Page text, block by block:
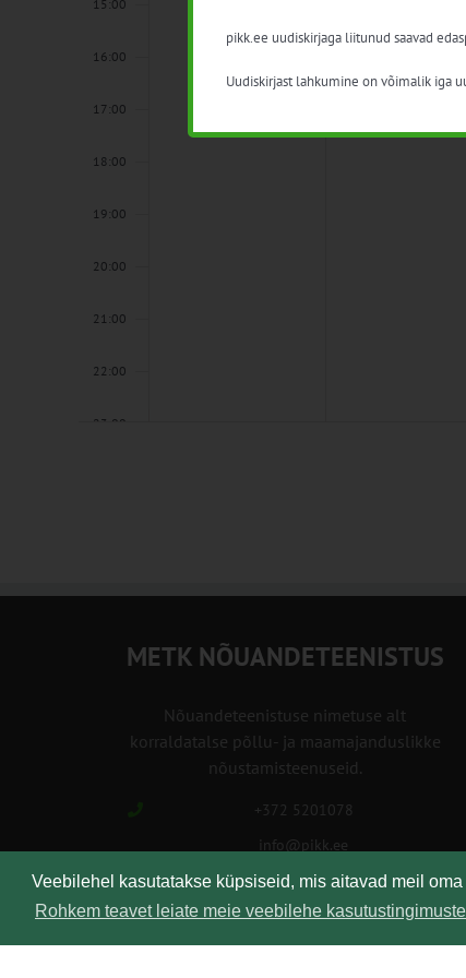
Veebilehel kasutatakse küpsiseid, mis aitavad meil
Rohkem teavet leiate meie veebilehe
15:00
16:00
17:00
18:00
19:00
20:00
21:00
22:00
23:00
METK NÕUANDETEENISTUS
Nõuandeteenistuse nimetuse alt
korraldatalse põllu- ja maamajanduslikke
nõustamisteenuseid.
+372 5201078
info@pikk.ee
pikk.ee uudiskirjaga liitunud saavad
Uudiskirjast lahkumine on võimalik iga